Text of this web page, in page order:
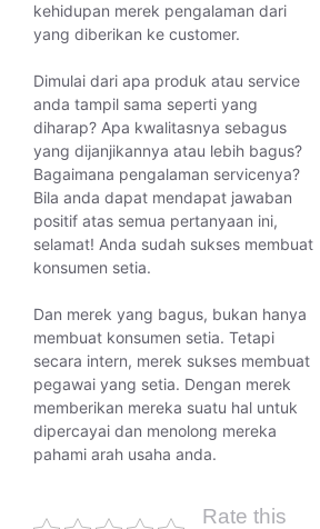
kehidupan merek pengalaman dari
yang diberikan ke customer.
Dimulai dari apa produk atau service
anda tampil sama seperti yang
diharap? Apa kwalitasnya sebagus
yang dijanjikannya atau lebih bagus?
Bagaimana pengalaman servicenya?
Bila anda dapat mendapat jawaban
positif atas semua pertanyaan ini,
selamat! Anda sudah sukses membuat
konsumen setia.
Dan merek yang bagus, bukan hanya
membuat konsumen setia. Tetapi
secara intern, merek sukses membuat
pegawai yang setia. Dengan merek
memberikan mereka suatu hal untuk
dipercayai dan menolong mereka
pahami arah usaha anda.
Rate this